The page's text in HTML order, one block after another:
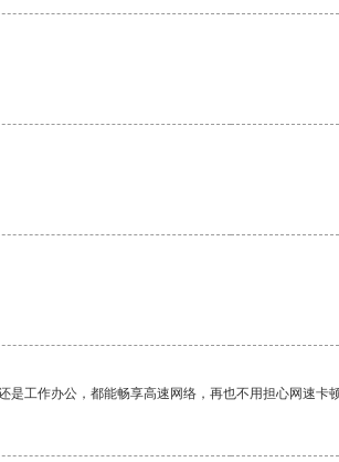
工作办公，都能畅享高速网络，再也不用担心网速卡顿